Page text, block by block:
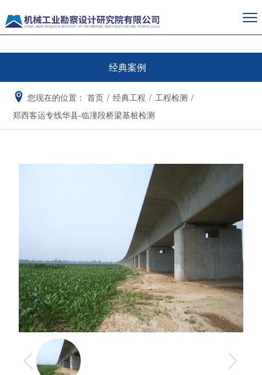
经典案例
您现在的位置： 首页 / 经典工程 / 工程检测 /
郑西客运专线华县-临潼段桥梁基桩检测